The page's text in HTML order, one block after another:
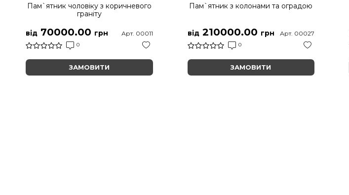
Пам`ятник чоловіку з коричневого
граніту
від 70000.00 грн
0
Арт. 00011
ЗАМОВИТИ
Пам`ятник з колонами та оградою
від210000.00 грн
0
Арт. 00027
ЗАМОВИТИ